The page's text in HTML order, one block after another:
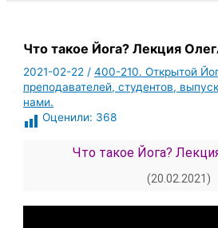
Что такое Йога? Лекция
2021-02-22/400-210. Открытой
преподавателей, студентов,
нами.
Оценили: 368
Что такое Йога?
(20.02.2021)